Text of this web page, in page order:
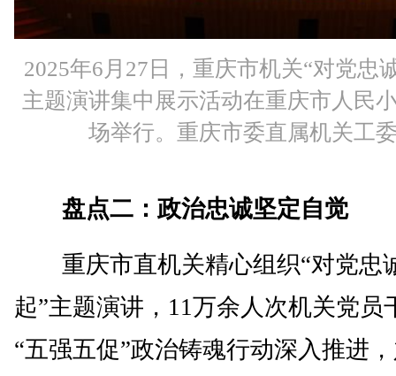
2025年6月27日，重庆市机关“对党忠
主题演讲集中展示活动在重庆市人民
场举行。重庆市委直属机关工
盘点二：政治忠诚坚定自觉
重庆市直机关精心组织“对党忠
起”主题演讲，11万余人次机关党员
“五强五促”政治铸魂行动深入推进